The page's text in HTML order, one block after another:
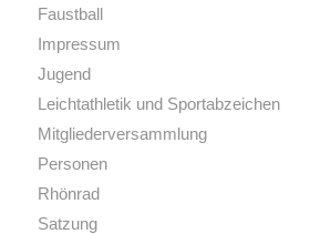
Faustball
Impressum
Jugend
Leichtathletik und Sportabzeichen
Mitgliederversammlung
Personen
Rhönrad
Satzung